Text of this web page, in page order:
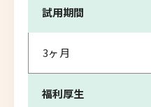
試用期間
3ヶ月
福利厚生